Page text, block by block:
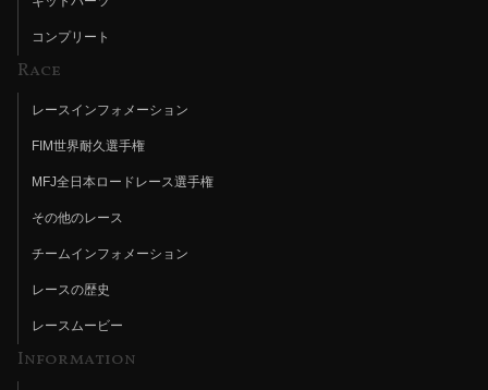
コンプリート
Race
レースインフォメーション
FIM世界耐久選手権
MFJ全日本ロードレース選手権
その他のレース
チームインフォメーション
レースの歴史
レースムービー
Information